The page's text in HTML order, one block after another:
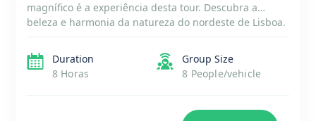
magnífico é a experiência desta tour. Descubra a
beleza e harmonia da natureza do nordeste de Lisboa.
arquitetura, peças de arte e fantásticas […]
Duration
8 Horas
Group Size
8 People/vehicle